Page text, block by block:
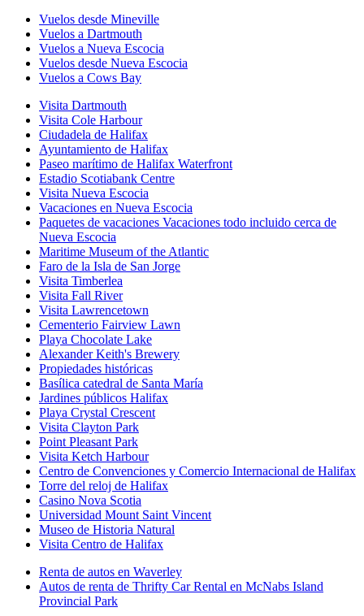
Vuelos desde Mineville
Vuelos a Dartmouth
Vuelos a Nueva Escocia
Vuelos desde Nueva Escocia
Vuelos a Cows Bay
Visita Dartmouth
Visita Cole Harbour
Ciudadela de Halifax
Ayuntamiento de Halifax
Paseo marítimo de Halifax Waterfront
Estadio Scotiabank Centre
Visita Nueva Escocia
Vacaciones en Nueva Escocia
Paquetes de vacaciones Vacaciones todo incluido cerca de
Nueva Escocia
Maritime Museum of the Atlantic
Faro de la Isla de San Jorge
Visita Timberlea
Visita Fall River
Visita Lawrencetown
Cementerio Fairview Lawn
Playa Chocolate Lake
Alexander Keith's Brewery
Propiedades históricas
Basílica catedral de Santa María
Jardines públicos Halifax
Playa Crystal Crescent
Visita Clayton Park
Point Pleasant Park
Visita Ketch Harbour
Centro de Convenciones y Comercio Internacional de Halifax
Torre del reloj de Halifax
Casino Nova Scotia
Universidad Mount Saint Vincent
Museo de Historia Natural
Visita Centro de Halifax
Renta de autos en Waverley
Autos de renta de Thrifty Car Rental en McNabs Island
Provincial Park